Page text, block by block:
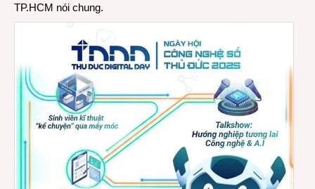
TP.HCM nói chung.